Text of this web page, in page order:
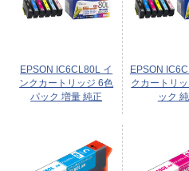
EPSON IC6CL80L イ
ンクカートリッジ 6色
パック 増量 純正
EPSON
クカートリ
ック